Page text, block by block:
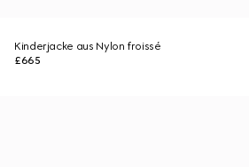
Kinderjacke aus Nylon froissé
£665